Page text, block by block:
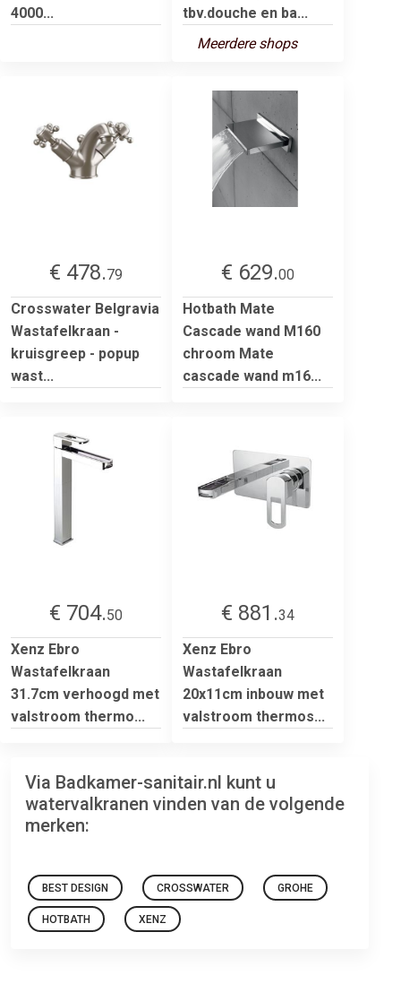
4000...
tbv.douche en ba...
Meerdere shops
€ 478.79
Crosswater Belgravia
Wastafelkraan -
kruisgreep - popup
wast...
€ 629.00
Hotbath Mate
Cascade wand M160
chroom Mate
cascade wand m16...
€ 704.50
Xenz Ebro
Wastafelkraan
31.7cm verhoogd met
valstroom thermo...
€ 881.34
Xenz Ebro
Wastafelkraan
20x11cm inbouw met
valstroom thermos...
Via Badkamer-sanitair.nl kunt u
watervalkranen vinden van de volgende
merken:
BEST DESIGN CROSSWATER GROHE
HOTBATH XENZ